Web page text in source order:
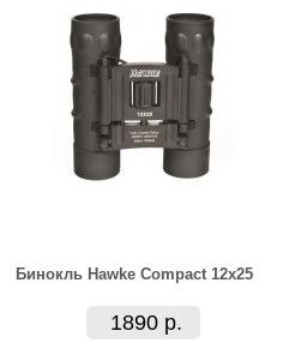
Бинокль Hawke Compact 12x25
1890 р.